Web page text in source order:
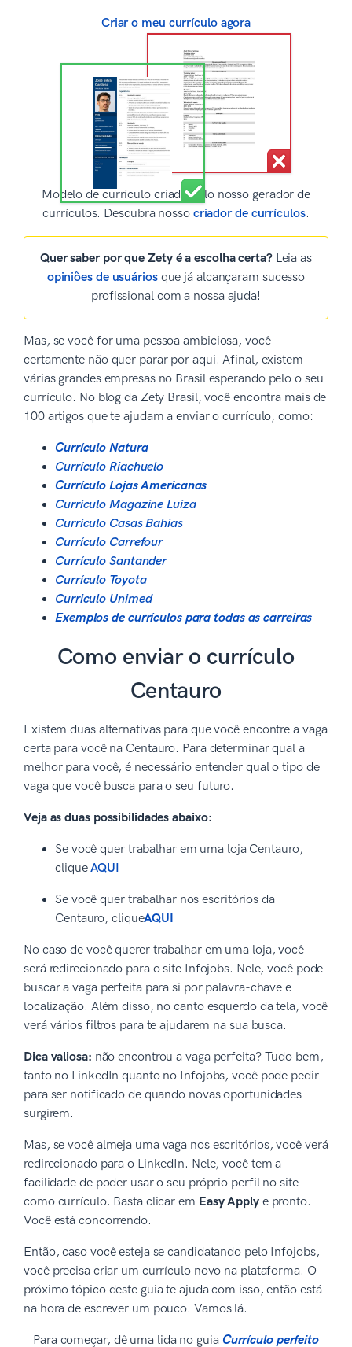
Criar o meu currículo agora
Modelo de currículo criado pelo nosso gerador de
currículos. Descubra nosso criador de currículos.
Quer saber por que Zety é a escolha certa?Leia as
opiniões de usuáriosque já alcançaram sucesso
profissional com a nossa ajuda!
Mas, se você for uma pessoa ambiciosa, você
certamente não quer parar por aqui. Afinal, existem
várias grandes empresas no Brasil esperando pelo o seu
currículo. No blog da Zety Brasil, você encontra mais de
100 artigos que te ajudam a enviar o currículo, como:
Currículo Natura
Currículo Riachuelo
Currículo Lojas Americanas
Currículo Magazine Luiza
Currículo Casas Bahias
Currículo Carrefour
Currículo Santander
Currículo Toyota
Curriculo Unimed
Exemplos de currículos para todas as carreiras
Como enviar o currículo
Centauro
Existem duas alternativas para que você encontre a vaga
certa para você na Centauro. Para determinar qual a
melhor para você, é necessário entender qual o tipo de
vaga que você busca para o seu futuro.
Veja as duas possibilidades abaixo:
Se você quer trabalhar em uma loja Centauro,
cliqueAQUI
Se você quer trabalhar nos escritórios da
Centauro, cliqueAQUI
No caso de você querer trabalhar em uma loja, você
será redirecionado para o site Infojobs. Nele, você pode
buscar a vaga perfeita para si por palavra-chave e
localização. Além disso, no canto esquerdo da tela, você
verá vários filtros para te ajudarem na sua busca.
Dica valiosa: não encontrou a vaga perfeita? Tudo bem,
tanto no LinkedIn quanto no Infojobs, você pode pedir
para ser notificado de quando novas oportunidades
surgirem.
Mas, se você almeja uma vaga nos escritórios, você verá
redirecionado para o LinkedIn. Nele, você tem a
facilidade de poder usar o seu próprio perfil no site
como currículo. Basta clicar em Easy Applye pronto.
Você está concorrendo.
Então, caso você esteja se candidatando pelo Infojobs,
você precisa criar um currículo novo na plataforma. O
próximo tópico deste guia te ajuda com isso, então está
na hora de escrever um pouco. Vamos lá.
Para começar, dê uma lida no guia Currículo perfeito